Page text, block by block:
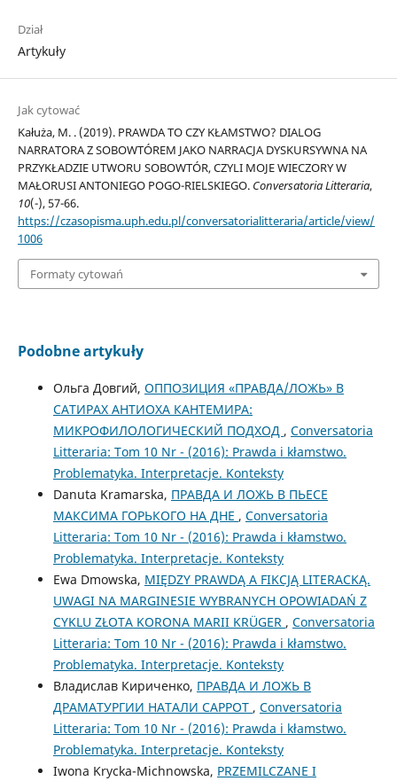
Dział
Artykuły
Jak cytować
Kałuża, M. . (2019). PRAWDA TO CZY KŁAMSTWO? DIALOG
NARRATORA Z SOBOWTÓREM JAKO NARRACJA DYSKURSYWNA NA
PRZYKŁADZIE UTWORU SOBOWTÓR, CZYLI MOJE WIECZORY W
MAŁORUSI ANTONIEGO POGO-RIELSKIEGO. Conversatoria Litteraria,
10(-), 57-66.
https://czasopisma.uph.edu.pl/conversatorialitteraria/article/view/
1006
Formaty cytowań
Podobne artykuły
Ольга Довгий, ОППОЗИЦИЯ «ПРАВДА/ЛОЖЬ» В
САТИРАХ АНТИОХА КАНТЕМИРА:
МИКРОФИЛОЛОГИЧЕСКИЙ ПОДХОД , Conversatoria
Litteraria: Tom 10 Nr - (2016): Prawda i kłamstwo.
Problematyka. Interpretacje. Konteksty
Danuta Kramarska, ПРАВДА И ЛОЖЬ В ПЬЕСЕ
МАКСИМА ГОРЬКОГО НА ДНЕ , Conversatoria
Litteraria: Tom 10 Nr - (2016): Prawda i kłamstwo.
Problematyka. Interpretacje. Konteksty
Ewa Dmowska, MIĘDZY PRAWDĄ A FIKCJĄ LITERACKĄ.
UWAGI NA MARGINESIE WYBRANYCH OPOWIADAŃ Z
CYKLU ZŁOTA KORONA MARII KRÜGER , Conversatoria
Litteraria: Tom 10 Nr - (2016): Prawda i kłamstwo.
Problematyka. Interpretacje. Konteksty
Владислав Кириченко, ПРАВДА И ЛОЖЬ В
ДРАМАТУРГИИ НАТАЛИ САРРОТ , Conversatoria
Litteraria: Tom 10 Nr - (2016): Prawda i kłamstwo.
Problematyka. Interpretacje. Konteksty
Iwona Krycka-Michnowska, PRZEMILCZANE I